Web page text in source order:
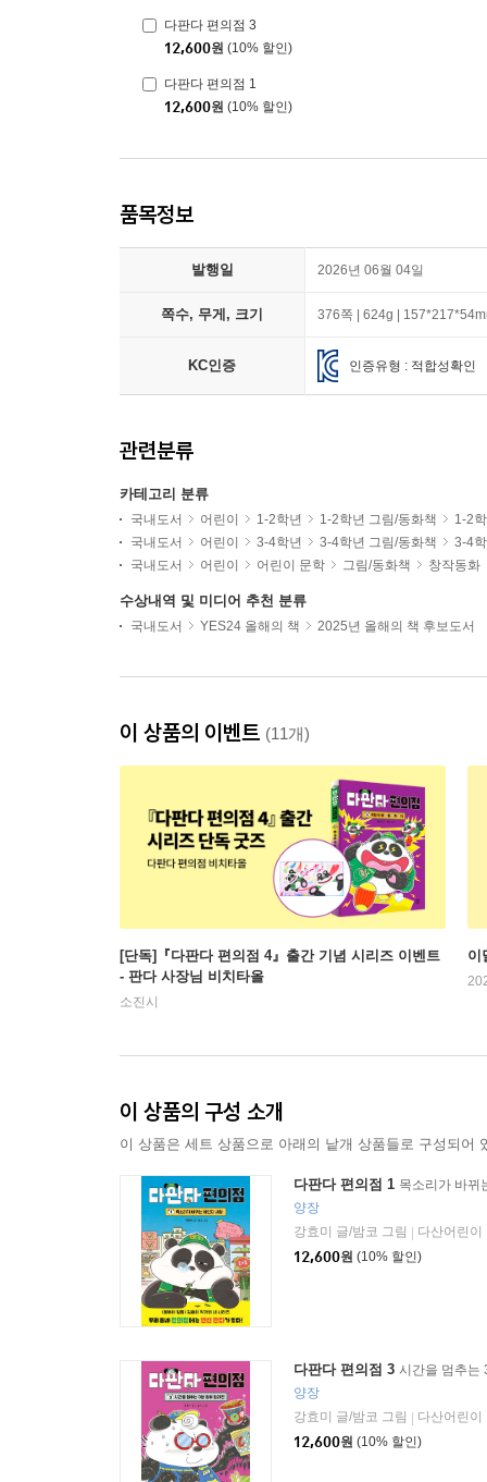
다판다 편의점 3
12,600원 (10% 할인)
다판다 편의점 1
12,600원 (10% 할인)
품목정보
발행일 2026년 06월 04일
쪽수, 무게, 크기 376쪽 | 624g |
KC인증 인증유형 : 적합성확인
관련분류
카테고리 분류
국내도서 어린이 1-2학년 1-2학년 그림/동화책
1-2
국내도서
어린이 3-4학년 3-4학년 그림/동화책
3-4
국내도서
어린이 어린이 문학 그림/동화책 창작동화
수상내역 및 미디어 추천 분류
국내도서 YES24 올해의 책 2025년 올해의 책 후보도서
이 상품의 이벤트 (11개)
[단독]『다판다 편의점 4』출간 기념 시리즈 이벤트
- 판다 사장님 비치타올
소진시
이
이 상품의 구성 소개
이 상품은 세트 상품으로 아래의 낱개 상품들로 구성되어
다판다 편의점 1 목소리가 바뀌
양장
강효미 글/밤코 그림
다산어린이
12,600원 (10% 할인)
다판다 편의점 3 시간을 멈추는
양장
강효미 글/밤코 그림
다산어린이
12,600원 (10% 할인)